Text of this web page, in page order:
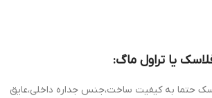
یا تراول ماگ:
حتما به کیفیت ساخت،جنس جداره داخلی،عایق